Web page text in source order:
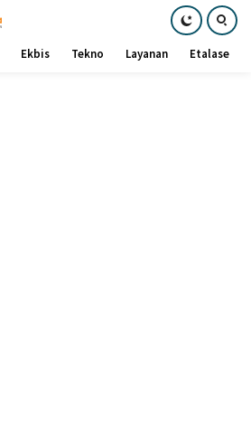
Ekbis Tekno Layanan Etalase